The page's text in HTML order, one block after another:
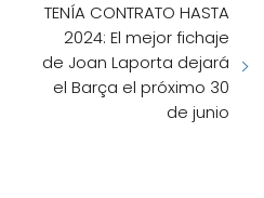
TENÍA CONTRATO HASTA
2024: El mejor fichaje
de Joan Laporta dejará
el Barça el próximo 30
de junio